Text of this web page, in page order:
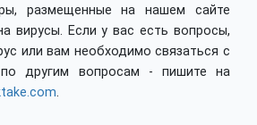
размещенные на нашем сайте
вирусы. Если у вас есть вопросы,
или вам необходимо связаться с
другим вопросам - пишите на
.